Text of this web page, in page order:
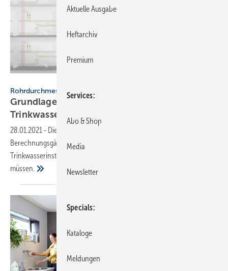
Rohrdurchmesser nach DIN 1988-300
Grundlagen zur Dimensionierung der
Trinkwasserinstallation nach DIN
28.01.2021 - Die DIN 1988-300 beschreibt die anzuwendenden
Berechnungsgänge zur Dimensionierung von
Trinkwasserinstallationen. Dieser Beitrag verrät was Sie wissen
müssen.
Aktuelle Ausgabe
Heftarchiv
Premium
Services
Abo & Shop
Media
Newsletter
Specials
Kataloge
Meldungen